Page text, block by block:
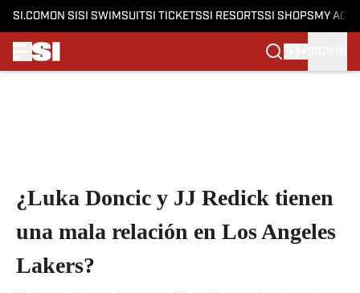
SI.COM ON SI SI SWIMSUITSI TICKETSSI RESORTSSI SHOPS MY
¿Luka Doncic y JJ Redick tienen
una mala relación en Los Angeles
Lakers?